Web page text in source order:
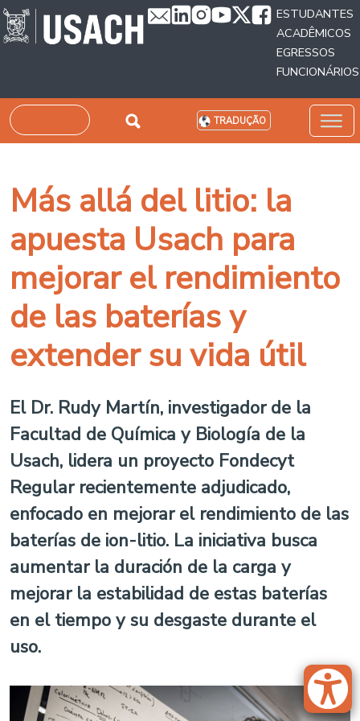
Passar para o conteúdo principal
ESTUDANTES
ACADÊMICOS
EGRESSOS
FUNCIONÁRIOS
Pesquisar TRADUÇÃO
Más allá del litio: la
apuesta Usach para
mejorar el rendimiento
de las baterías y
extender su vida útil
El Dr. Rudy Martín, investigador de la
Facultad de Química y Biología de la
Usach, lidera un proyecto Fondecyt
Regular recientemente adjudicado,
enfocado en mejorar el rendimiento de las
baterías de ion-litio. La iniciativa busca
aumentar la duración de la carga y
mejorar la estabilidad de estas baterías
en el tiempo y su desgaste durante el
uso.